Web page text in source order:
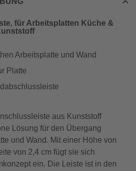
für Arbeitsplatten Küche &
Arbeitsplatte und Wand
Platte
aus Kunststoff
Lösung für den Übergang
und Wand. Mit einer Höhe von
von 2,4 cm fügt sie sich
ein. Die Leiste ist in den